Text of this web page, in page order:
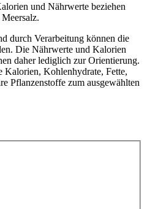
und Nährwerte beziehen
Meersalz.
durch Verarbeitung können die
Die Nährwerte und Kalorien
daher lediglich zur Orientierung.
Kalorien, Kohlenhydrate, Fette,
Pflanzenstoffe zum ausgewählten